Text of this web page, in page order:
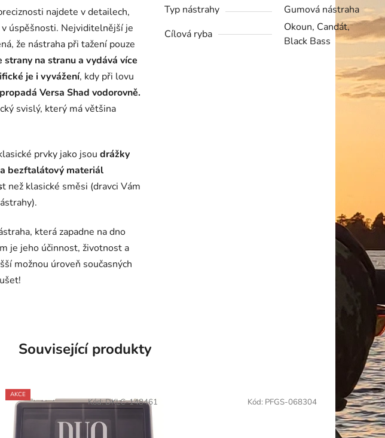
najdete v detailech,
úspěšnosti. Nejviditelnější je
že nástraha při tažení pouze
strany na stranu a vydává více
je i vyvážení, kdy při lovu
propadá Versa Shad vodorovně.
svislý, který má většina
prvky jako jsou drážky
bezftalátový materiál
t než klasické směsi (dravci Vám
která zapadne na dno
je jeho účinnost, životnost a
možnou úroveň současných
Typ nástrahy
Gumová nástraha
Cílová ryba
Okoun, Candát,
Black Bass
Související produkty
AKCE
Kód:DKLC-148461 Kód: PFGS-068304